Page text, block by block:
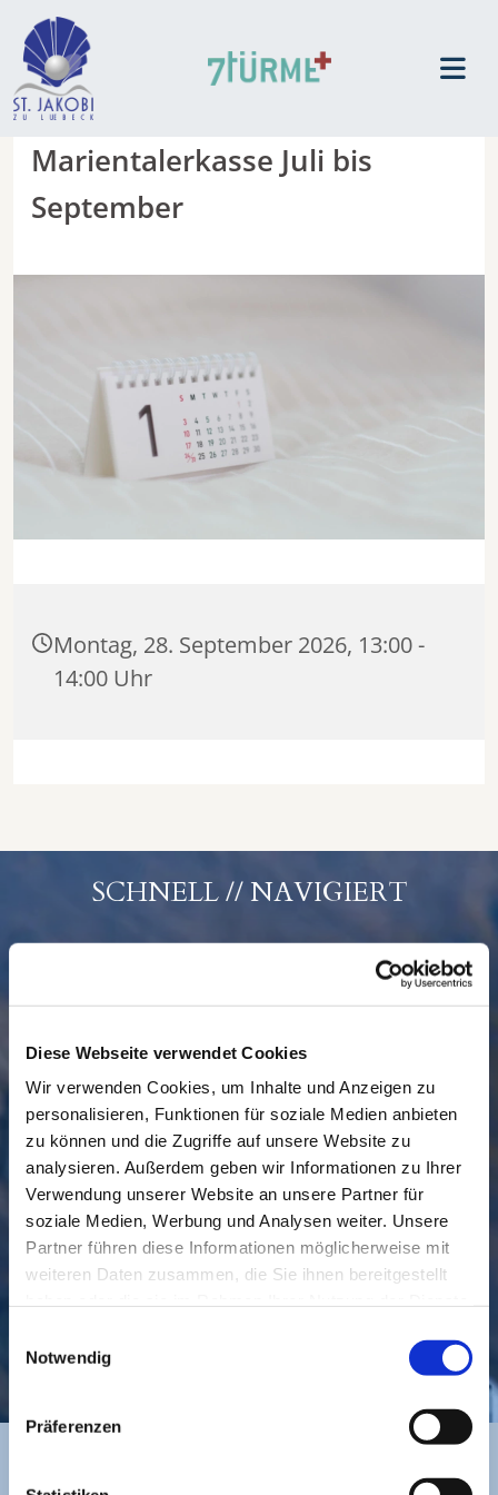
Diese Webseite verwendet Cookies
Wir verwenden Cookies, um Inhalte und Anzeigen zu
personalisieren, Funktionen für soziale Medien anbieten
zu können und die Zugriffe auf unsere Website zu
analysieren. Außerdem geben wir Informationen zu Ihrer
Verwendung unserer Website an unsere Partner für
soziale Medien, Werbung und Analysen weiter. Unsere
Partner führen diese Informationen möglicherweise mit
weiteren Daten zusammen, die Sie ihnen bereitgestellt
Notwendig
Präferenzen
Marientalerkasse Juli bis
September
Montag, 28. September 2026, 13:00 -
14:00 Uhr
SCHNELL // NAVIGIERT
GEMEINDE BESUCHEN